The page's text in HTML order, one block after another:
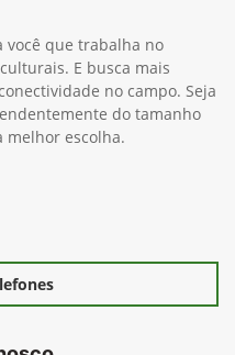
você que trabalha no
E busca mais
no campo. Seja
do tamanho
melhor escolha.